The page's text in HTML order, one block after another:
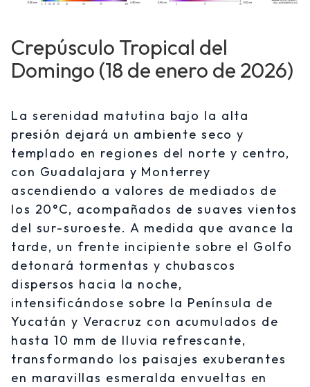
Crepúsculo Tropical del
Domingo (18 de enero de 2026)
La serenidad matutina bajo la alta
presión dejará un ambiente seco y
templado en regiones del norte y centro,
con Guadalajara y Monterrey
ascendiendo a valores de mediados de
los 20°C, acompañados de suaves vientos
del sur-suroeste. A medida que avance la
tarde, un frente incipiente sobre el Golfo
detonará tormentas y chubascos
dispersos hacia la noche,
intensificándose sobre la Península de
Yucatán y Veracruz con acumulados de
hasta 10 mm de lluvia refrescante,
transformando los paisajes exuberantes
en maravillas esmeralda envueltas en